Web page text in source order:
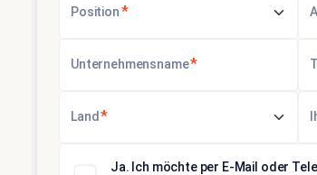
Position*
Unternehmensname*
Land *
Ja. Ich möchte per E-Mail oder